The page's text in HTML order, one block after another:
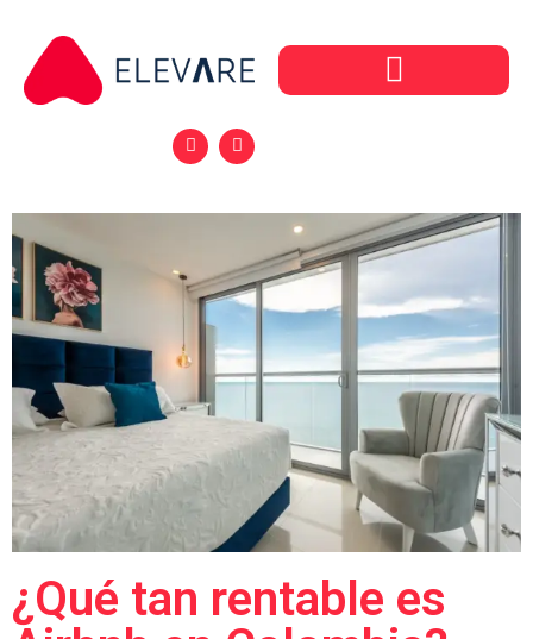
¿Qué tan rentable es